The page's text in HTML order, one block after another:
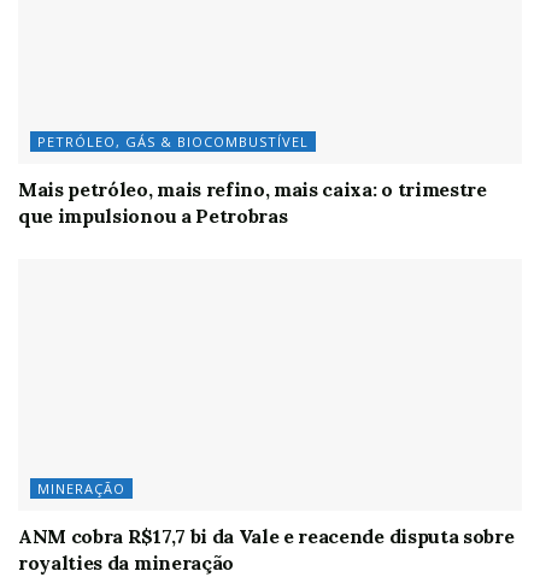
PETRÓLEO, GÁS & BIOCOMBUSTÍVEL
Mais petróleo, mais refino, mais caixa: o trimestre
que impulsionou a Petrobras
MINERAÇÃO
ANM cobra R$17,7 bi da Vale e reacende disputa sobre
royalties da mineração